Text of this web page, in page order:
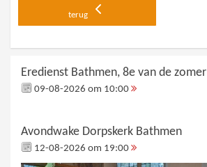
terug
Eredienst Bathmen, 8e van de zomer
09-08-2026 om 10:00
Avondwake Dorpskerk Bathmen
12-08-2026 om 19:00